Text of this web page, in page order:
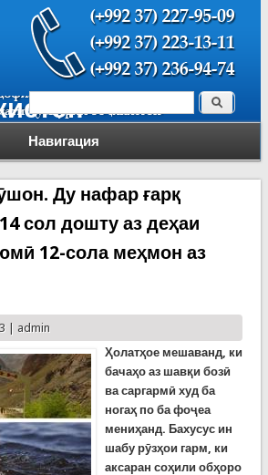
Навигация
Форма поиска Поиск
Ду нафар ғарқ
сол дошту аз деҳаи
12-сола меҳмон аз
| admin
Ҳолатҳое мешаванд, ки
бачаҳо аз шавқи бозӣ
ва саргармӣ худ ба
ногаҳ по ба фоҷеа
мениҳанд. Бахусус ин
шабу рӯзҳои гарм, ки
аксаран соҳили обҳоро